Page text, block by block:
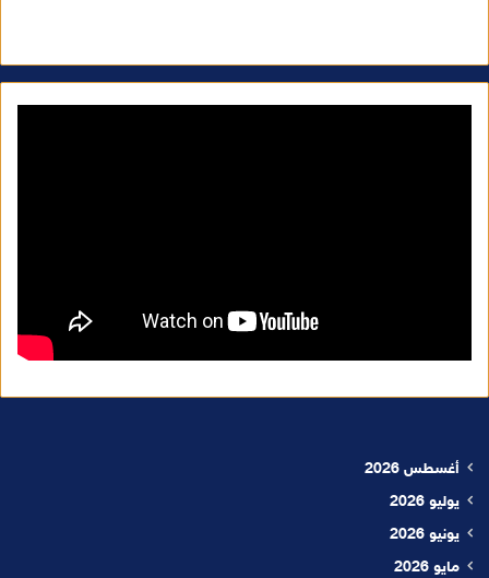
أغسطس 2026
يوليو 2026
يونيو 2026
مايو 2026